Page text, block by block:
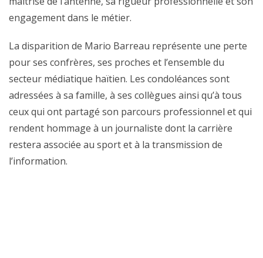
engagement dans le métier.
La disparition de Mario Barreau représente une perte
pour ses confrères, ses proches et l’ensemble du
secteur médiatique haïtien. Les condoléances sont
adressées à sa famille, à ses collègues ainsi qu’à tous
ceux qui ont partagé son parcours professionnel et qui
rendent hommage à un journaliste dont la carrière
restera associée au sport et à la transmission de
l’information.